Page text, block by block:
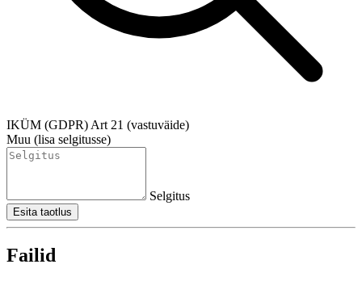
IKÜM (GDPR) Art 21 (vastuväide)
Muu (lisa selgitusse)
Selgitus
Esita taotlus
Failid